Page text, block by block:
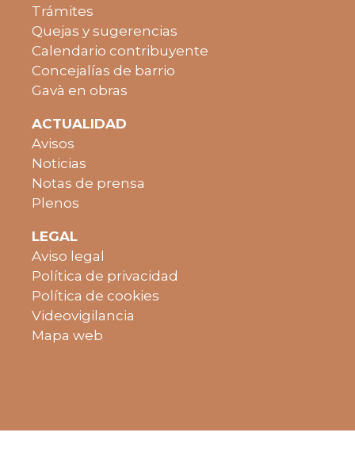
Trámites
Quejas y sugerencias
Calendario contribuyente
Concejalías de barrio
Gavà en obras
ACTUALIDAD
Avisos
Noticias
Notas de prensa
Plenos
LEGAL
Aviso legal
Política de privacidad
Política de cookies
Videovigilancia
Mapa web